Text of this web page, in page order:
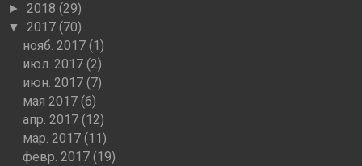
► 2018 (29)
▼ 2017 (70)
нояб. 2017(1)
июл. 2017(2)
июн. 2017(7)
мая 2017(6)
апр. 2017(12)
мар. 2017(11)
февр. 2017(19)